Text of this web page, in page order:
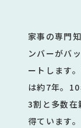
家事の専門
ンバーがバ
ートします
は約7年。
3割と多数在
得ています